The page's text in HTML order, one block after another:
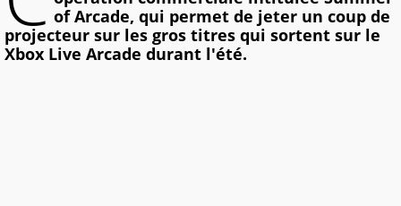
of Arcade, qui permet de jeter un coup de
projecteur sur les gros titres qui sortent sur le
Xbox Live Arcade durant l'été.